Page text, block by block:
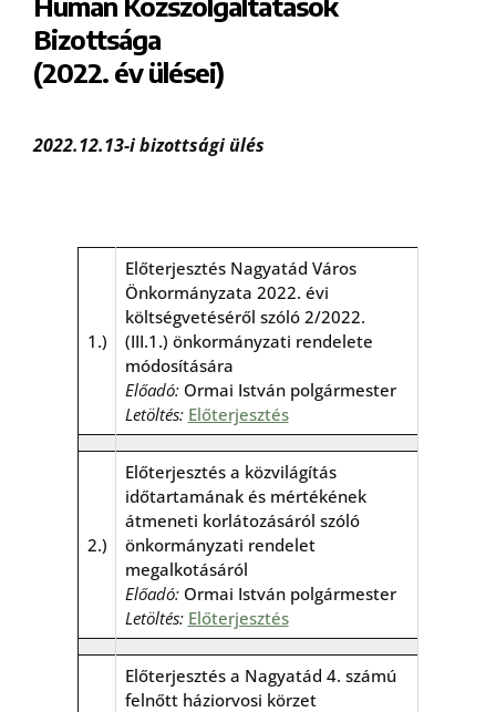
Bizottsága
(2022. év ülései)
2022.12.13-i bizottsági ülés
1.)
Előterjesztés Nagyatád Város
Önkormányzata 2022. évi
költségvetéséről szóló 2/2022.
(III.1.) önkormányzati rendelete
módosítására
Előadó: Ormai István polgármester
Letöltés: Előterjesztés
2.)
Előterjesztés a közvilágítás
időtartamának és mértékének
átmeneti korlátozásáról szóló
önkormányzati rendelet
megalkotásáról
Előadó: Ormai István polgármester
Letöltés: Előterjesztés
Előterjesztés a Nagyatád 4. számú
felnőtt háziorvosi körzet